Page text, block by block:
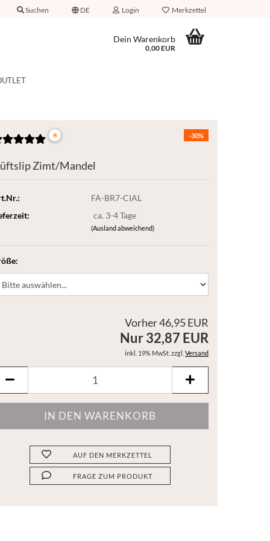
Suchen DE Login Merkzettel
Dein Warenkorb
0,00 EUR
-30%
*
Zimt/Mandel
FA-BR7-CIAL
ca. 3-4 Tage
(Ausland abweichend)
Vorher 46,95 EUR
Nur 32,87 EUR
inkl. 19% MwSt. zzgl. Versand
AUF DEN MERKZETTEL
FRAGE ZUM PRODUKT